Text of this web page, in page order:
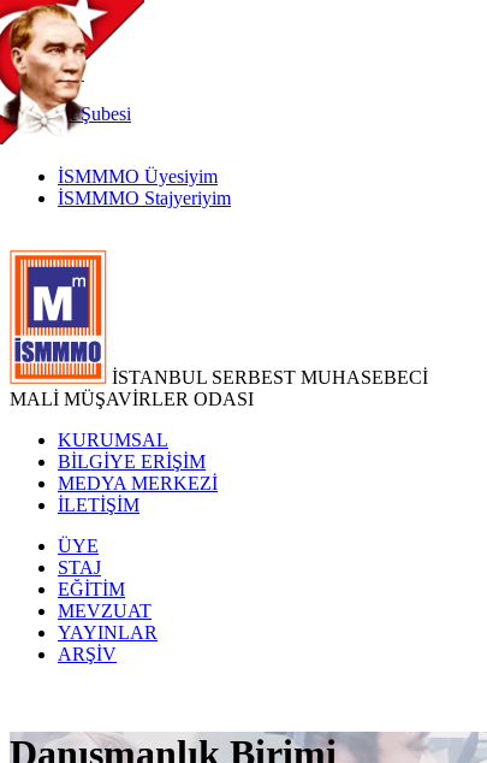
TR
|
EN
İnternetŞubesi
İSMMMO Üyesiyim
İSMMMO Stajyeriyim
İSTANBUL SERBEST MUHASEBECİ
MALİ MÜŞAVİRLER ODASI
KURUMSAL
BİLGİYE ERİŞİM
MEDYA MERKEZİ
İLETİŞİM
ÜYE
STAJ
EĞİTİM
MEVZUAT
YAYINLAR
ARŞİV
Danışmanlık Birimi